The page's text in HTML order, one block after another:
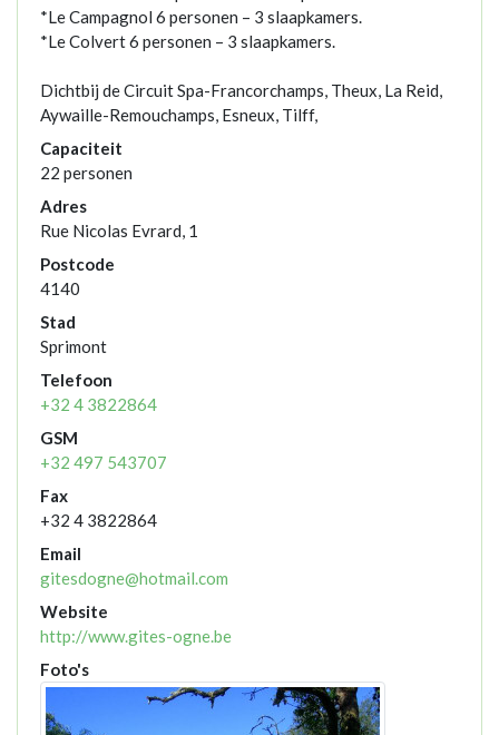
*Le Campagnol 6 personen – 3 slaapkamers.
*Le Colvert 6 personen – 3 slaapkamers.
Dichtbij de Circuit Spa-Francorchamps, Theux, La Reid,
Aywaille-Remouchamps, Esneux, Tilff,
Capaciteit
22 personen
Adres
Rue Nicolas Evrard, 1
Postcode
4140
Stad
Sprimont
Telefoon
+32 4 3822864
GSM
+32 497 543707
Fax
+32 4 3822864
Email
gitesdogne@hotmail.com
Website
http://www.gites-ogne.be
Foto's